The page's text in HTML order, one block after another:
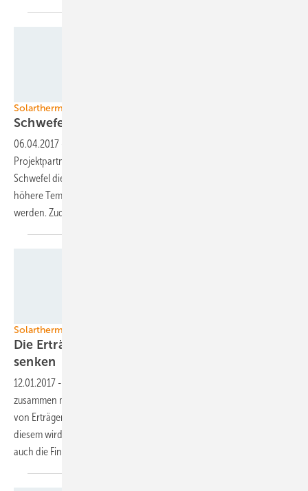
Solarthermische Kraftwerke
Schwefel soll Wärme
06.04.2017
Projektpartnern einen geschlossenen Stoffkreislauf, bei dem mittels
Schwefel die Energie aus dem Solarfeld gespeichert wird. Damit sollen
höhere Temperaturen erreicht und so die Kraftwerke effektiver
werden. Zudem kann die Solarenergie grundlastfähig
Solarthermische Kraftwerke
Die Erträge richtig berechnen – die Risiken
senken
12.01.2017 -
zusammen mit Kooperationspartnern einen Leitfaden zur Berechnung
von Erträgen aus solarthermischen Kraftwerken veröffentlicht. Mit
diesem wird es möglich sein, die Risiken für die Investoren und damit
auch die Finanzierungskosten zu